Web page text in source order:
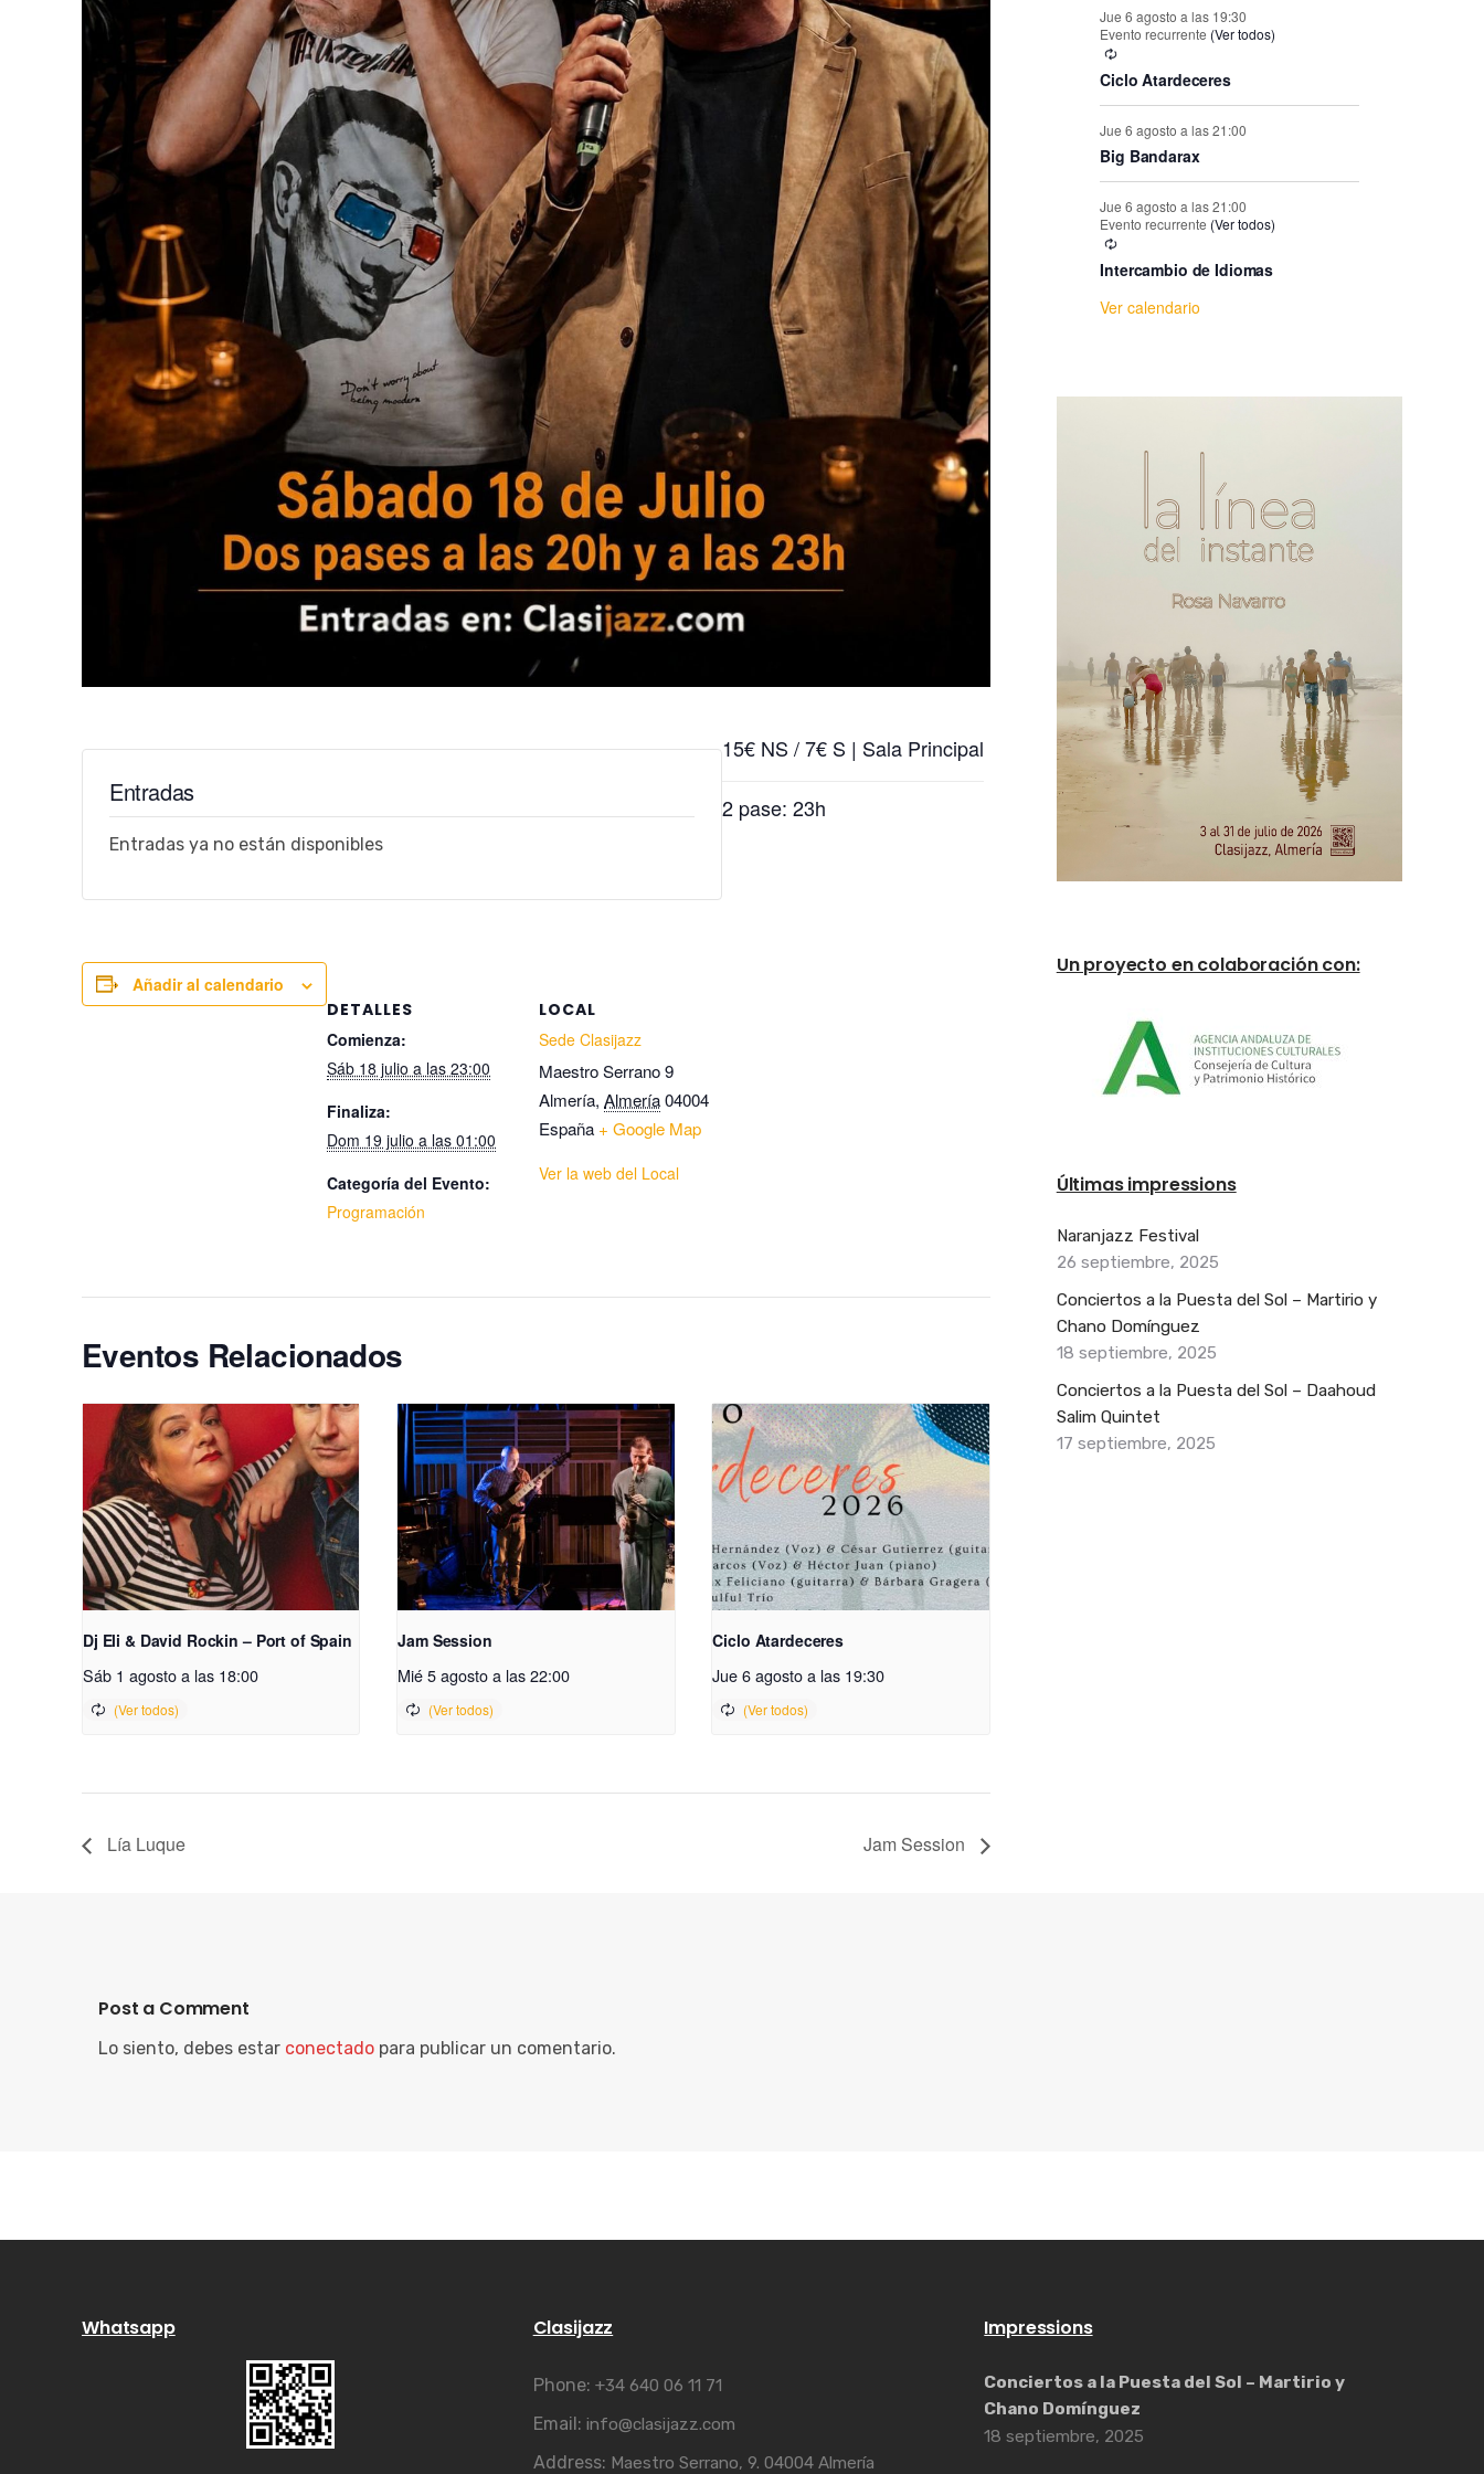
Entradas
Entradas ya no están disponibles
15€ NS / 7€ S | Sala Principal
2 pase: 23h
Añadir al calendario
DETALLES
Comienza:
Sáb 18 julio a las 23:00
Finaliza:
Dom 19 julio a las 01:00
Categoría del Evento:
Programación
LOCAL
Sede Clasijazz
Maestro Serrano 9
Almería, Almería04004
España + Google Map
Ver la web del Local
Eventos Relacionados
Dj Eli & David Rockin – Port of Spain
Sáb 1 agosto a las 18:00
Jam Session
Mié 5 agosto a las 22:00
Ciclo Atardeceres
Jue 6 agosto a las 19:30
Lía Luque Jam Session
Post a Comment
Lo siento, debes estar conectado para publicar un comentario.
e
E
v
e
n
t
s
Jue 6 agosto a las 19:30
Evento recurrente (Ver todos)
Ciclo Atardeceres
Jue 6 agosto a las 21:00
Big Bandarax
Jue 6 agosto a las 21:00
Evento recurrente (Ver todos)
Intercambio de Idiomas
Ver calendario
Un proyecto en colaboración con:
Últimas impressions
Naranjazz Festival
26 septiembre, 2025
Conciertos a la Puesta del Sol – Martirio y
Chano Domínguez
18 septiembre, 2025
Conciertos a la Puesta del Sol – Daahoud
Salim Quintet
17 septiembre, 2025
Whatsapp Clasijazz
Phone: +34 640 06 11 71
Email: info@clasijazz.com
Address: Maestro Serrano, 9. 04004 Almería
Impressions
Conciertos a la Puesta del Sol – Martirio y
Chano Domínguez
18 septiembre, 2025